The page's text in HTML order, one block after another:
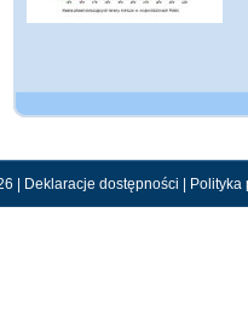
| Deklaracje dostępności Polityka